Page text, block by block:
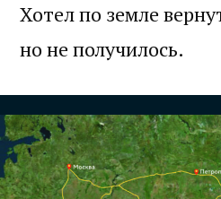
Хотел по земле
но не получилось.